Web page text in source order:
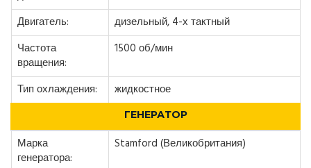
Двигатель:
дизельный, 4-х тактный
Частота
вращения:
1500 об/мин
Тип охлаждения: жидкостное
ГЕНЕРАТОР
Марка
генератора:
Stamford (Великобритания)